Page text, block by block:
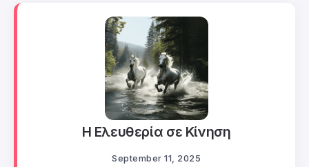
Η Ελευθερία σε Κίνηση
September 11, 2025